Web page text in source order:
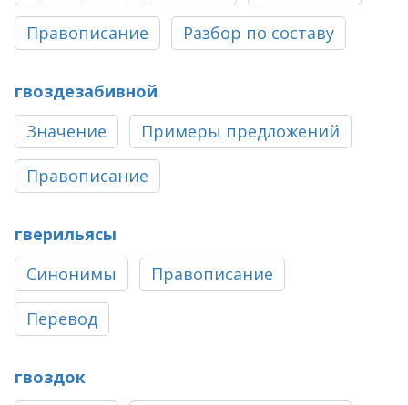
Правописание Разбор по составу
гвоздезабивной
Значение
Примеры предложений
Правописание
гверильясы
Синонимы
Правописание
Перевод
гвоздок